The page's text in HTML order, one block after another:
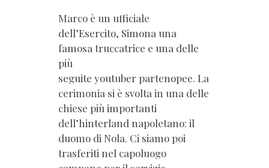
Marco è un ufficiale
dell’Esercito, Simona una
famosa truccatrice e una delle
più
seguite youtuber partenopee. La
cerimonia si è svolta in una delle
chiese più importanti
dell’hinterland napoletano: il
duomo di Nola. Ci siamo poi
trasferiti nel capoluogo